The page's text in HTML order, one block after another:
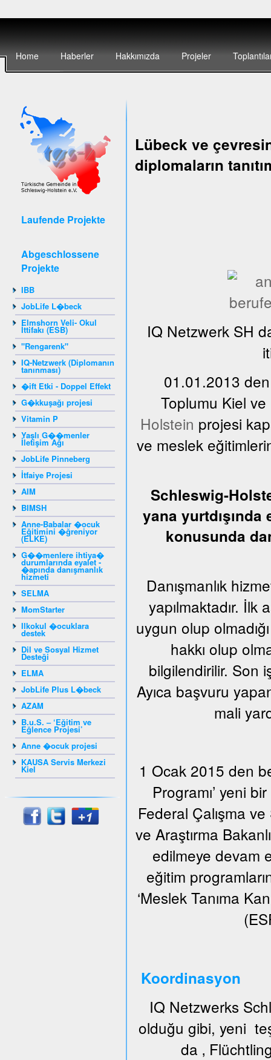
Home Haberler Hakkımızda Projeler
Laufende Projekte
Abgeschlossene
Projekte
IBB
JobLife L�beck
Elmshorn Veli- Okul
İttifakı (ESB)
"Rengarenk"
IQ-Netzwerk (Diplomanın
tanınması)
�ift Etki - Doppel Effekt
G�kkuşağı projesi
Vitamin P
Yaşlı G��menler
İletişim Ağı
JobLife Pinneberg
İtfaiye Projesi
AIM
BIMSH
Anne-Babalar �ocuk
Eğitimini �ğreniyor
(ELKE)
G��menlere ihtiya�
durumlarında eyalet -
�apında danışmanlık
hizmeti
SELMA
MomStarter
Ilkokul �ocuklara
destek
Dil ve Sosyal Hizmet
Desteği
ELMA
JobLife Plus L�beck
AZAM
B.u.S. – ‘Eğitim ve
Eğlence Projesi’
Anne �ocuk projesi
KAUSA Servis Merkezi
Kiel
Lübeck ve
diplomaların
IQ Netzwerk SH
01.01.2013
Toplumu Kiel
Holstein projesi
ve meslek
Schleswig-
yana yurtdışında
konusunda
Danışmanlık
yapılmaktadır.
uygun olup
hakkı olup
bilgilendirilir. Son
Ayıca başvuru
mali
1 Ocak 2015 den
Programı’ yeni
Federal Çalışma
ve Araştırma
edilmeye devam
eğitim
‘Meslek Tanıma
Koordinasyon
IQ Netzwerks
olduğu gibi, yeni
da ‚